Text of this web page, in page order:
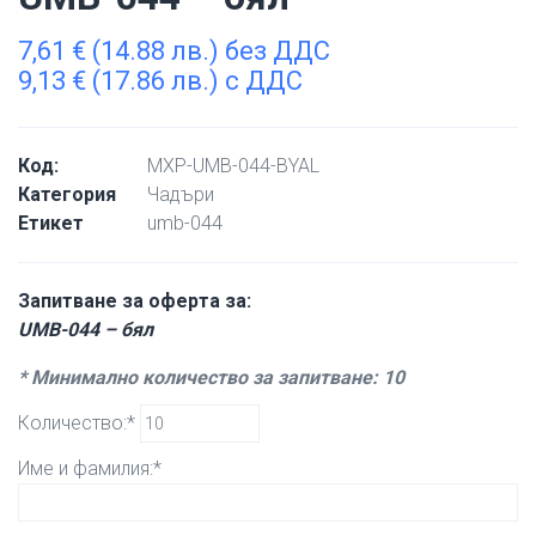
7,61 € (14.88 лв.) без ДДС
9,13 € (17.86 лв.) с ДДС
Код:
MXP-UMB-044-BYAL
Категория
Чадъри
Етикет
umb-044
Запитване за оферта за:
UMB-044 – бял
* Минимално количество за запитване: 10
Количество:*
Име и фамилия:*